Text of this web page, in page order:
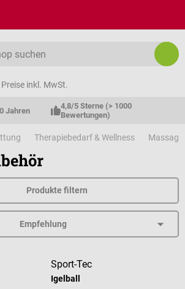
Preise inkl. MwSt.
Jahren
4,8/5 Sterne (> 1000
Bewertungen)
Therapiebedarf & Wellness
Produkte filtern
Sport-Tec
Igelball